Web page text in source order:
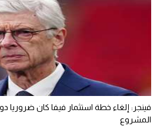
فينجر: إلغاء خطة استثمار فيفا كان
المشروع